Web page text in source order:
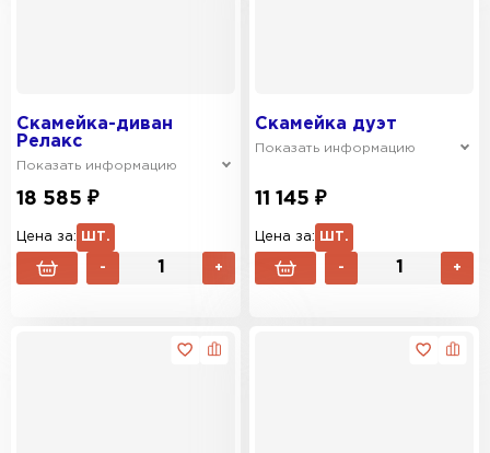
Скамейка-диван
Релакс
Показать информацию
18 585 ₽
Цена за: ШТ.
- +
Скамейка дуэт
Показать информацию
11 145 ₽
Цена за: ШТ.
- +